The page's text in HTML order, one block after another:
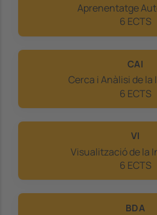
Aprenentatge
6 ECTS
CAI
Cerca i Anàlisi de
6 ECTS
VI
Visualització de la
6 ECTS
BDA